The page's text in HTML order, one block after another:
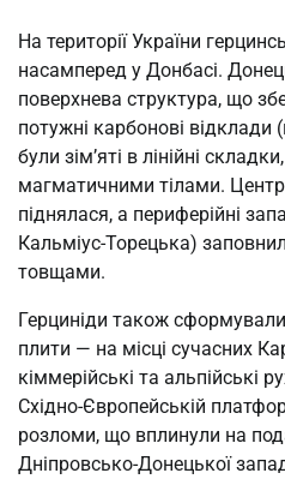
На території України
насамперед у Донбасі.
поверхнева структура, що
потужні карбонові відклади
були зім’яті в лінійні
магматичними тілами.
піднялася, а периферійні
Кальміус-Торецька)
товщами.
Герциніди також
плити — на місці сучасних
кіммерійські та альпійські
Східно-Європейській
розломи, що вплинули на
Дніпровсько-Донецької